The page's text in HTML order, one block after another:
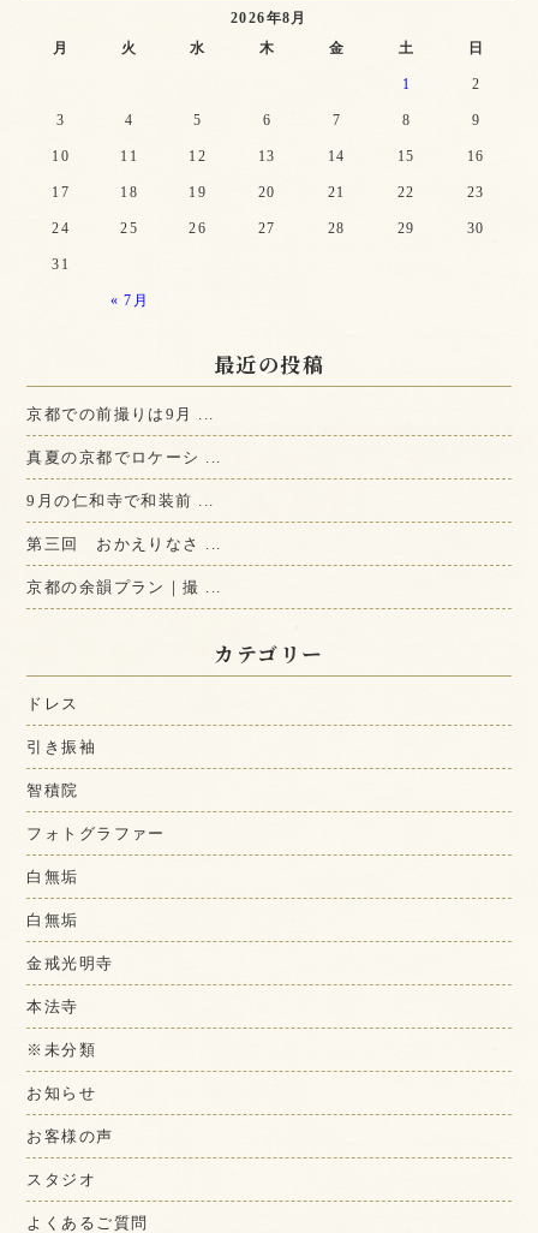
2026年8月
月
火 水 木 金 土 日
« 7月
1 2
3 4 5 6 7 8 9
10 11 12 13 14 15 16
17 18 19 20 21 22 23
24 25 26 27 28 29 30
31
最近の投稿
京都での前撮りは9月 ...
真夏の京都でロケーシ ...
9月の仁和寺で和装前 ...
第三回 おかえりなさ ...
京都の余韻プラン｜撮 ...
カテゴリー
ドレス
引き振袖
智積院
フォトグラファー
白無垢
白無垢
金戒光明寺
本法寺
※未分類
お知らせ
お客様の声
スタジオ
よくあるご質問